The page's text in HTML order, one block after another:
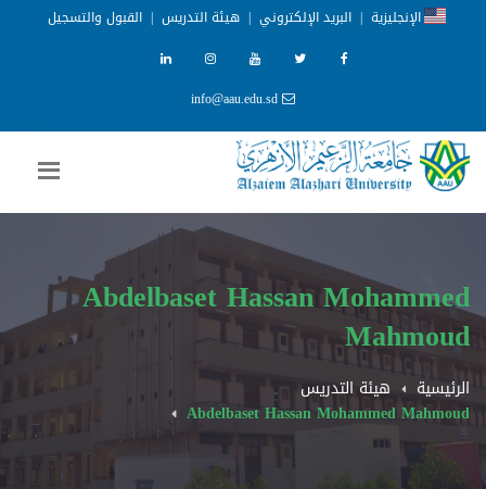
الإنجليزية | البريد الإلكتروني | هيئة التدريس | القبول والتسجيل
Abdelbaset Hassan Mohammed
Mahmoud
الرئيسية
هيئة التدريس
Abdelbaset Hassan Mohammed Mahmoud